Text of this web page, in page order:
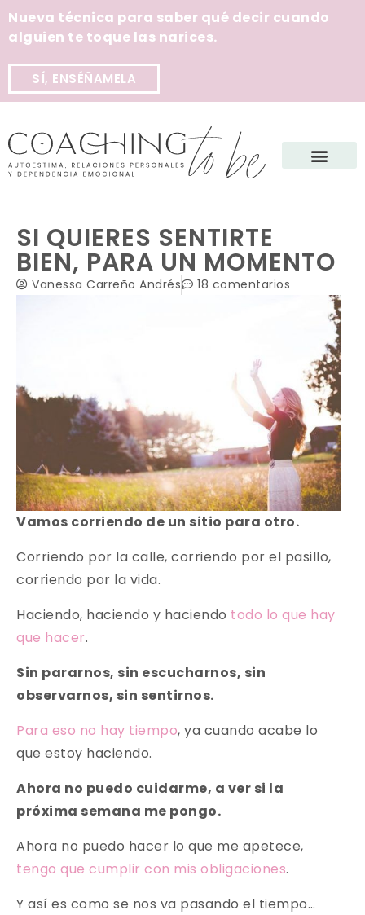
Nueva técnica para saber qué decir cuando
alguien te toque las narices.
SÍ, ENSÉÑAMELA
SI QUIERES SENTIRTE
BIEN, PARA UN MOMENTO
Vanessa Carreño Andrés 18 comentarios
Vamos corriendo de un sitio para otro.
Corriendo por la calle, corriendo por el pasillo,
corriendo por la vida.
Haciendo, haciendo y haciendo todo lo que hay
que hacer.
Sin pararnos, sin escucharnos, sin
observarnos, sin sentirnos.
Para eso no hay tiempo, ya cuando acabe lo
que estoy haciendo.
Ahora no puedo cuidarme, a ver si la
próxima semana me pongo.
Ahora no puedo hacer lo que me apetece,
tengo que cumplir con mis obligaciones.
Y así es como se nos va pasando el tiempo…